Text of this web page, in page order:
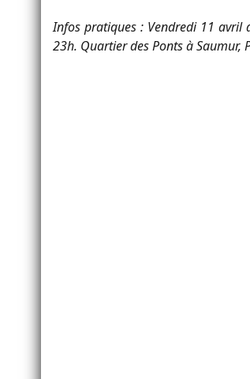
Infos pratiques : Vendredi 11
23h. Quartier des Ponts à Saumur,